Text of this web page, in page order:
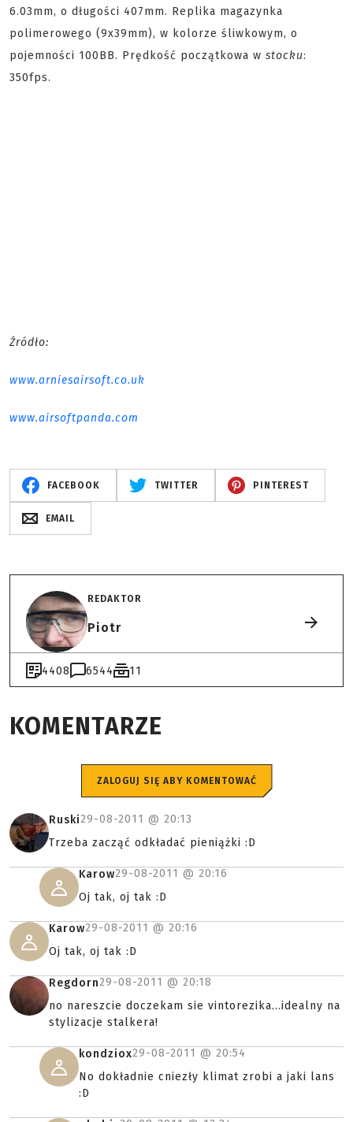
6.03mm, o długości 407mm. Replika magazynka
polimerowego (9x39mm), w kolorze śliwkowym, o
pojemności 100BB. Prędkość początkowa w stocku:
350fps.
Źródło:
www.arniesairsoft.co.uk
www.airsoftpanda.com
FACEBOOK TWITTER PINTEREST
EMAIL
REDAKTOR
Piotr
4408 6544 11
KOMENTARZE
ZALOGUJ SIĘ ABY KOMENTOWAĆ
Ruski29-08-2011 @ 20:13
Trzeba zacząć odkładać pieniążki :D
Karow29-08-2011 @ 20:16
Oj tak, oj tak :D
Karow29-08-2011 @ 20:16
Oj tak, oj tak :D
Regdorn29-08-2011 @ 20:18
no nareszcie doczekam sie vintorezika...idealny na
stylizacje stalkera!
kondziox29-08-2011 @ 20:54
No dokładnie cniezły klimat zrobi a jaki lans
:D